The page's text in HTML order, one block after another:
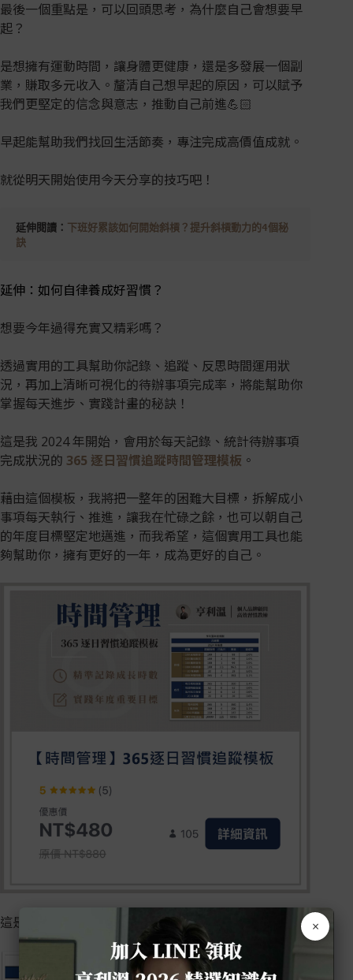
最後一個重點是，可以回頭思考，為什麼自己會想要早
起？
是想擁有運動時間，讓身體更健康，還是多發展一個副
業，賺取多元收入。釐清自己想早起的原因，可以賦予
我們更堅定的信念與意志，推動自己前進💪🏻
早起能幫助我們找回生活節奏，專注完成高價值成就。
就從明天開始使用今天分享的技巧吧！
延伸閱讀： 下班好累該如何開始斜槓？提升斜槓動力的4個秘
訣
延伸：如何自律養成好習慣？
想要今年過得充實又精彩嗎？
透過實用的工具幫助你記錄、追蹤、反思時間運用狀
況，再加上清晰可視化的待辦事項完成率，將能幫助你
掌握每天進步、實踐計畫的秘訣！
這是我 2024 年開始，會用於每天記錄、統計待辦事項
完成狀況的 365 逐日習慣追蹤時間管理模板 。
藉由這個模板，我將把一整年的困難大目標，拆解成小
事項每天執行、推進，讓我在忙碌之餘，也可以朝自己
的年度目標堅定地邁進，而我希望，這個實用工具也能
夠幫助你，擁有更好的一年，成為更好的自己。
這是我自律 2024 年第 1 週的成果： ×